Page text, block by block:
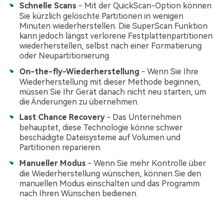
Schnelle Scans - Mit der QuickScan-Option können
Sie kürzlich gelöschte Partitionen in wenigen
Minuten wiederherstellen. Die SuperScan Funktion
kann jedoch längst verlorene Festplattenpartitionen
wiederherstellen, selbst nach einer Formatierung
oder Neupartitionierung.
On-the-fly-Wiederherstellung - Wenn Sie Ihre
Wiederherstellung mit dieser Methode beginnen,
müssen Sie Ihr Gerät danach nicht neu starten, um
die Änderungen zu übernehmen.
Last Chance Recovery- Das Unternehmen
behauptet, diese Technologie könne schwer
beschädigte Dateisysteme auf Volumen und
Partitionen reparieren.
Manueller Modus - Wenn Sie mehr Kontrolle über
die Wiederherstellung wünschen, können Sie den
manuellen Modus einschalten und das Programm
nach Ihren Wünschen bedienen.